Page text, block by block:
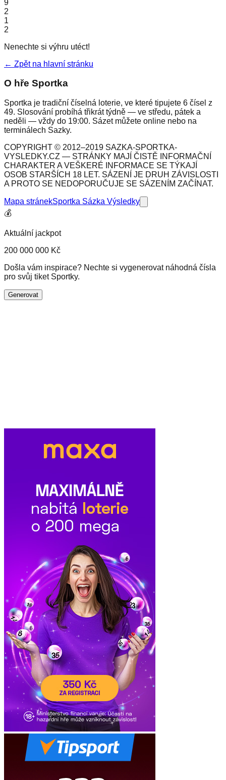
9
2
1
2
Nenechte si výhru utéct!
← Zpět na hlavní stránku
O hře Sportka
Sportka je tradiční číselná loterie, ve které tipujete 6 čísel z
49. Slosování probíhá třikrát týdně — ve středu, pátek a
neděli — vždy do 19:00. Sázet můžete online nebo na
terminálech Sazky.
COPYRIGHT © 2012–2019 SAZKA-SPORTKA-
VYSLEDKY.CZ — STRÁNKY MAJÍ ČISTĚ INFORMAČNÍ
CHARAKTER A VEŠKERÉ INFORMACE SE TÝKAJÍ
OSOB STARŠÍCH 18 LET. SÁZENÍ JE DRUH ZÁVISLOSTI
A PROTO SE NEDOPORUČUJE SE SÁZENÍM ZAČÍNAT.
Mapa stránekSportka Sázka Výsledky
💰
Aktuální jackpot
200 000 000 Kč
Došla vám inspirace? Nechte si vygenerovat náhodná čísla
pro svůj tiket Sportky.
Generovat